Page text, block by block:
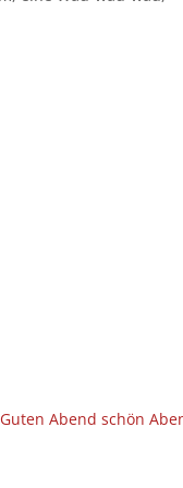
Guten Abend schön